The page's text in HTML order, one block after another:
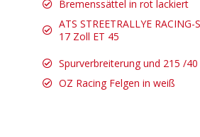
Bremenssättel in rot lackiert
ATS STREETRALLYE RACING-
17 Zoll ET 45
Spurverbreiterung und 215 /40
OZ Racing Felgen in weiß